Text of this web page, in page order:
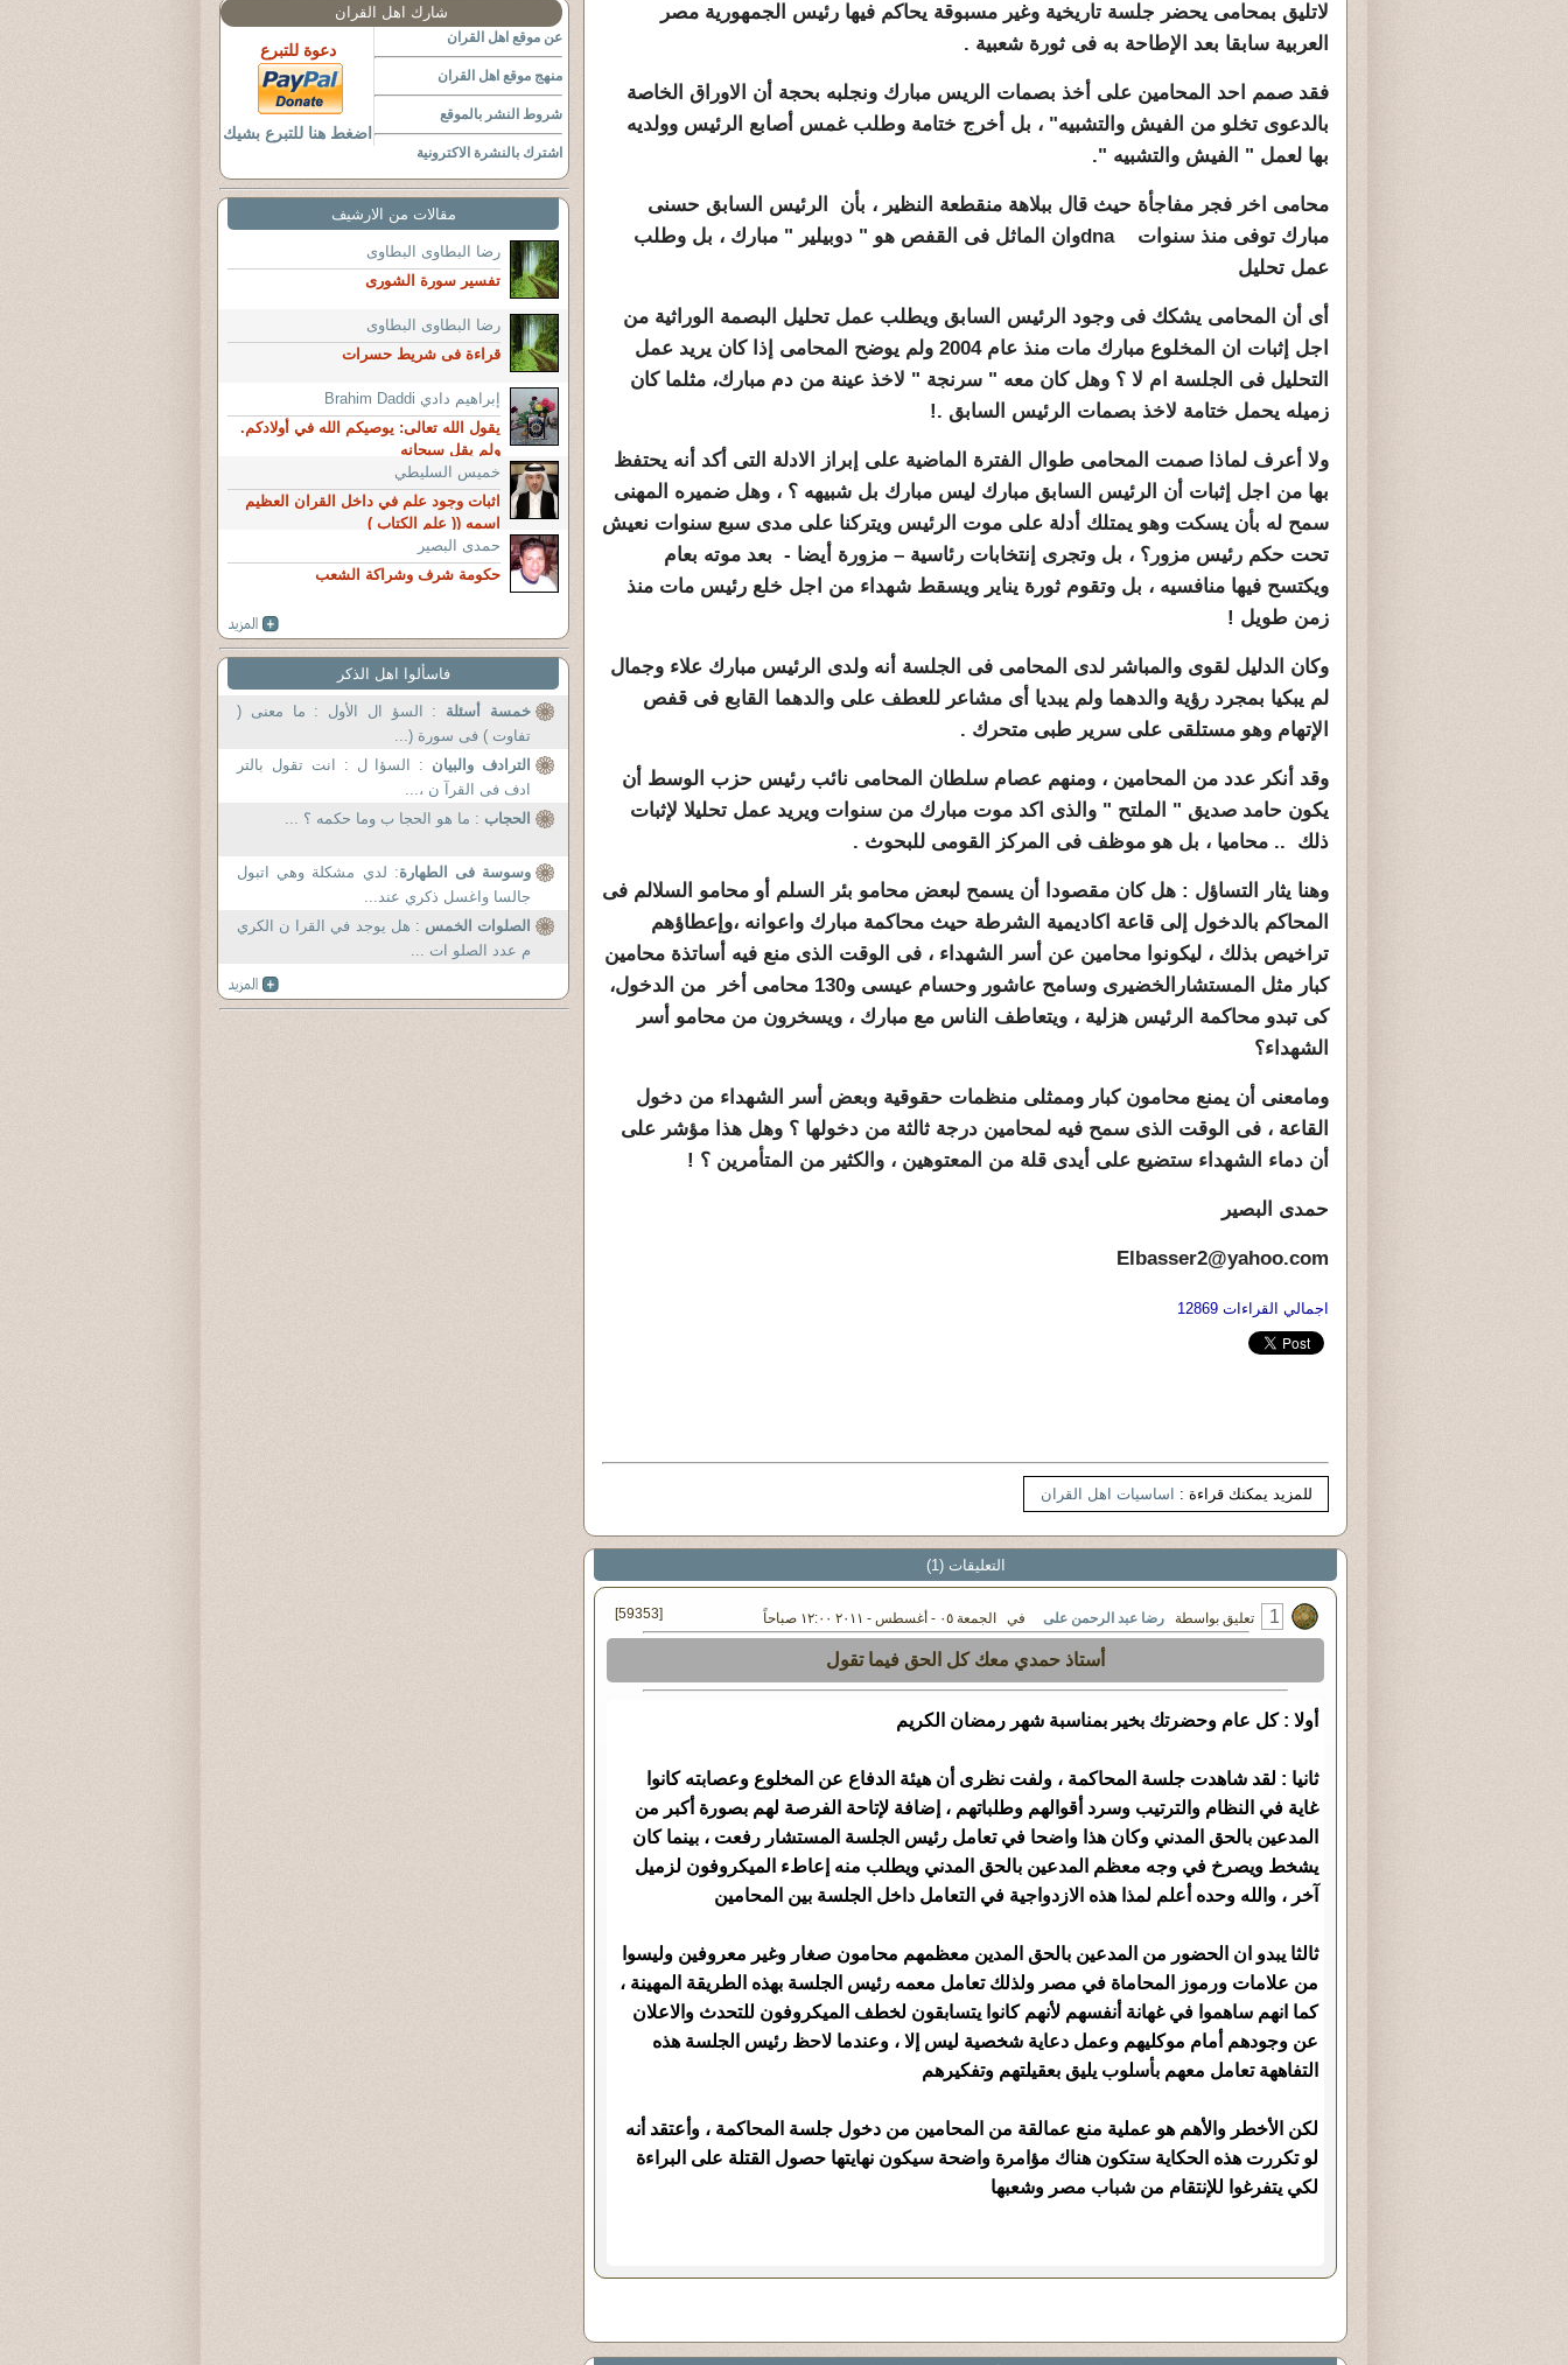
لاتليق بمحامى يحضر جلسة تاريخية وغير مسبوقة يحاكم فيها رئيس الجمهورية مصر
العربية سابقا بعد الإطاحة به فى ثورة شعبية .
فقد صمم احد المحامين على أخذ بصمات الريس مبارك ونجلبه بحجة أن الاوراق الخاصة
بالدعوى تخلو من الفيش والتشبيه" ، بل أخرج ختامة وطلب غمس أصابع الرئيس وولديه
بها لعمل " الفيش والتشبيه ".
محامى اخر فجر مفاجأة حيث قال ببلاهة منقطعة النظير ، بأن الرئيس السابق حسنى
مبارك توفى منذ سنوات
dnaوان الماثل فى القفص هو " دوبيلير " مبارك ، بل وطلب
عمل تحليل
أى أن المحامى يشكك فى وجود الرئيس السابق ويطلب عمل تحليل البصمة الوراثية من
اجل إثبات ان المخلوع مبارك مات منذ عام 2004 ولم يوضح المحامى إذا كان يريد عمل
التحليل فى الجلسة ام لا ؟ وهل كان معه " سرنجة " لاخذ عينة من دم مبارك، مثلما كان
زميله يحمل ختامة لاخذ بصمات الرئيس السابق .!
ولا أعرف لماذا صمت المحامى طوال الفترة الماضية على إبراز الادلة التى أكد أنه يحتفظ
بها من اجل إثبات أن الرئيس السابق مبارك ليس مبارك بل شبيهه ؟ ، وهل ضميره المهنى
سمح له بأن يسكت وهو يمتلك أدلة على موت الرئيس ويتركنا على مدى سبع سنوات نعيش
تحت حكم رئيس مزور؟ ، بل وتجرى إنتخابات رئاسية – مزورة أيضا - بعد موته بعام
ويكتسح فيها منافسيه ، بل وتقوم ثورة يناير ويسقط شهداء من اجل خلع رئيس مات منذ
زمن طويل !
وكان الدليل لقوى والمباشر لدى المحامى فى الجلسة أنه ولدى الرئيس مبارك علاء وجمال
لم يبكيا بمجرد رؤية والدهما ولم يبديا أى مشاعر للعطف على والدهما القابع فى قفص
الإتهام وهو مستلقى على سرير طبى متحرك .
وقد أنكر عدد من المحامين ، ومنهم عصام سلطان المحامى نائب رئيس حزب الوسط أن
يكون حامد صديق " الملتح " والذى اكد موت مبارك من سنوات ويريد عمل تحليلا لإثبات
ذلك .. محاميا ، بل هو موظف فى المركز القومى للبحوث .
وهنا يثار التساؤل : هل كان مقصودا أن يسمح لبعض محامو بئر السلم أو محامو السلالم فى
المحاكم بالدخول إلى قاعة اكاديمية الشرطة حيث محاكمة مبارك واعوانه ،وإعطاؤهم
تراخيص بذلك ، ليكونوا محامين عن أسر الشهداء ، فى الوقت الذى منع فيه أساتذة محامين
كبار مثل المستشارالخضيرى وسامح عاشور وحسام عيسى و130 محامى أخر من الدخول،
كى تبدو محاكمة الرئيس هزلية ، ويتعاطف الناس مع مبارك ، ويسخرون من محامو أسر
الشهداء؟
ومامعنى أن يمنع محامون كبار وممثلى منظمات حقوقية وبعض أسر الشهداء من دخول
القاعة ، فى الوقت الذى سمح فيه لمحامين درجة ثالثة من دخولها ؟ وهل هذا مؤشر على
أن دماء الشهداء ستضيع على أيدى قلة من المعتوهين ، والكثير من المتأمرين ؟ !
حمدى البصير
Elbasser2@yahoo.com
اجمالي القراءات 12869
للمزيد يمكنك قراءة : اساسيات اهل القران
التعليقات (1)
1 تعليق بواسطة رضا عبد الرحمن على في الجمعة ٠٥ - أغسطس - ٢٠١١ ١٢:٠٠ صباحاً [59353]
أستاذ حمدي معك كل الحق فيما تقول
أولا : كل عام وحضرتك بخير بمناسبة شهر رمضان الكريم
ثانيا : لقد شاهدت جلسة المحاكمة ، ولفت نظرى أن هيئة الدفاع عن المخلوع وعصابته كانوا
غاية في النظام والترتيب وسرد أقوالهم وطلباتهم ، إضافة لإتاحة الفرصة لهم بصورة أكبر من
المدعين بالحق المدني وكان هذا واضحا في تعامل رئيس الجلسة المستشار رفعت ، بينما كان
يشخط ويصرخ في وجه معظم المدعين بالحق المدني ويطلب منه إعاطء الميكروفون لزميل
آخر ، والله وحده أعلم لمذا هذه الازدواجية في التعامل داخل الجلسة بين المحامين
ثالثا يبدو ان الحضور من المدعين بالحق المدين معظمهم محامون صغار وغير معروفين وليسوا
من علامات ورموز المحاماة في مصر ولذلك تعامل معمه رئيس الجلسة بهذه الطريقة المهينة ،
كما انهم ساهموا في غهانة أنفسهم لأنهم كانوا يتسابقون لخطف الميكروفون للتحدث والاعلان
عن وجودهم أمام موكليهم وعمل دعاية شخصية ليس إلا ، وعندما لاحظ رئيس الجلسة هذه
التفاههة تعامل معهم بأسلوب يليق بعقيلتهم وتفكيرهم
لكن الأخطر والأهم هو عملية منع عمالقة من المحامين من دخول جلسة المحاكمة ، وأعتقد أنه
لو تكررت هذه الحكاية ستكون هناك مؤامرة واضحة سيكون نهايتها حصول القتلة على البراءة
لكي يتفرغوا للإنتقام من شباب مصر وشعبها
شارك اهل القران
عن موقع اهل القران
منهج موقع اهل القران
شروط النشر بالموقع
اشترك بالنشرة الاكترونية
دعوة للتبرع
اضغط هنا للتبرع بشيك
مقالات من الارشيف
رضا البطاوى البطاوى
تفسير سورة الشورى
رضا البطاوى البطاوى
قراءة فى شريط حسرات
إبراهيم دادي Brahim Daddi
يقول الله تعالى: يوصيكم الله في أولادكم.
ولم يقل سبحانه
خميس السليطي
اثبات وجود علم في داخل القران العظيم
اسمه (( علم الكتاب )
حمدى البصير
حكومة شرف وشراكة الشعب
فاسألوا اهل الذكر
خمسة أسئلة : السؤ ال الأول : ما معنى (
تفاوت ) فى سورة (...
الترادف والبيان : السؤا ل : انت تقول بالتر
ادف فى القرآ ن ،...
الحجاب : ما هو الحجا ب وما حكمه ؟ ...
وسوسة فى الطهارة: لدي مشكلة وهي اتبول
جالسا واغسل ذكري عند...
الصلوات الخمس : هل يوجد في القرا ن الكري
م عدد الصلو ات ...